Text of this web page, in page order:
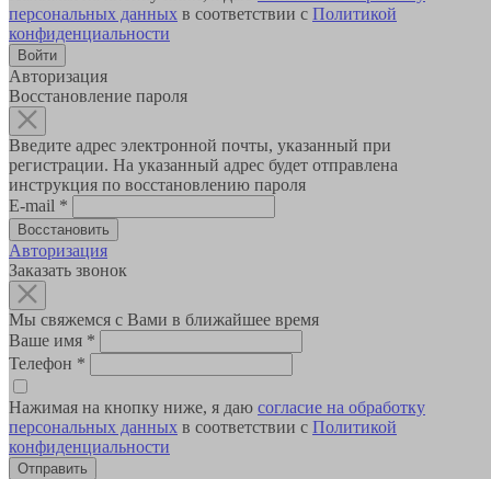
персональных данных в соответствии с Политикой
конфиденциальности
Авторизация
Восстановление пароля
Введите адрес электронной почты, указанный при
регистрации. На указанный адрес будет отправлена
инструкция по восстановлению пароля
E-mail *
Авторизация
Заказать звонок
Мы свяжемся с Вами в ближайшее время
Ваше имя *
Телефон *
Нажимая на кнопку ниже, я даю согласие на обработку
персональных данных в соответствии с Политикой
конфиденциальности